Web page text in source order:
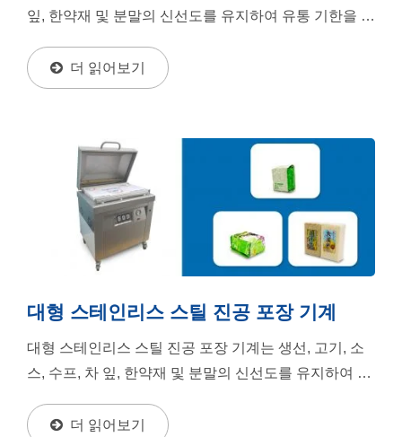
잎, 한약재 및 분말의 신선도를 유지하여 유통 기한을 연
더 읽어보기
대형 스테인리스 스틸 진공 포장 기계
대형 스테인리스 스틸 진공 포장 기계는 생선, 고기, 소
스, 수프, 차 잎, 한약재 및 분말의 신선도를 유지하여 유
더 읽어보기